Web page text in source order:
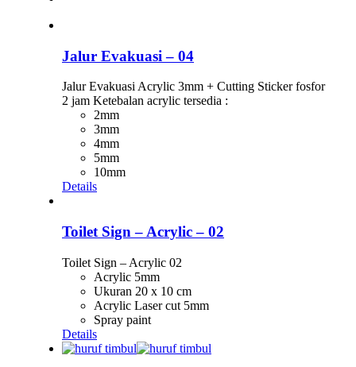
Jalur Evakuasi – 04
Jalur Evakuasi Acrylic 3mm + Cutting Sticker fosfor
2 jam Ketebalan acrylic tersedia :
2mm
3mm
4mm
5mm
10mm
Details
Toilet Sign – Acrylic – 02
Toilet Sign – Acrylic 02
Acrylic 5mm
Ukuran 20 x 10 cm
Acrylic Laser cut 5mm
Spray paint
Details